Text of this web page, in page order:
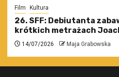
Film Kultura
26. SFF: Debiutanta
krótkich metrażach
14/07/2026 Maja Grabowska